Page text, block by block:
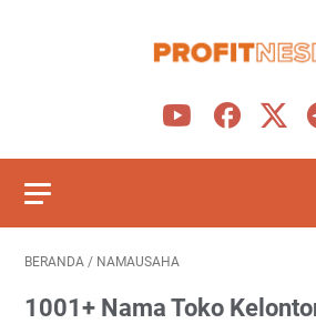
BERANDA / NAMAUSAHA
1001+ Nama Toko